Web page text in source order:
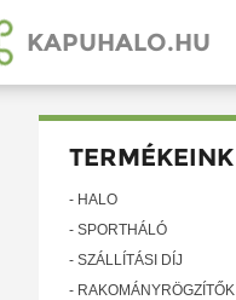
KAPUHALO.HU
TERMÉKEINK
- HÁLÓ
- SPORTHÁLÓ
- SZÁLLÍTÁSI DÍJ
- RAKOMÁNYRÖGZÍTŐK